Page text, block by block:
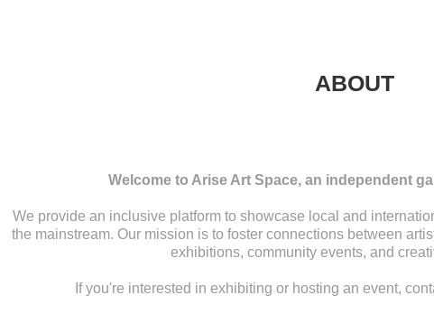
ABOUT
Welcome to Arise Art Space, an independent
We provide an inclusive platform to showcase local and
the mainstream. Our mission is to foster connections between
exhibitions, community events, and
If you're interested in exhibiting or hosting an event,